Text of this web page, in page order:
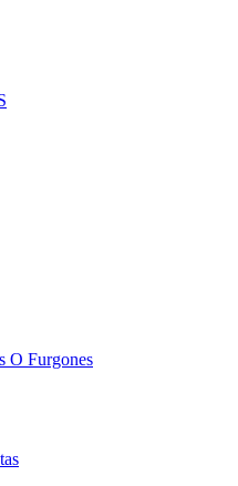
O Furgones